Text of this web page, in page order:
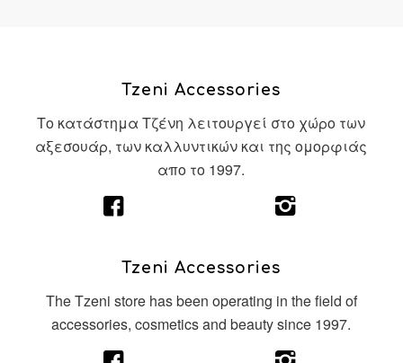
Tzeni Accessories
Το κατάστημα Τζένη λειτουργεί στο χώρο των
αξεσουάρ, των καλλυντικών και της ομορφιάς
απο το 1997.
Tzeni Accessories
The Tzeni store has been operating in the field of
accessories, cosmetics and beauty since 1997.